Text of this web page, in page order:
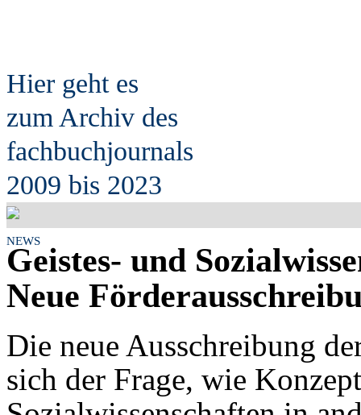
Hier geht es
zum Archiv des
fachbuchjournals
2009 bis 2023
NEWS
Geistes- und
Neue
Die neue Ausschreibung
sich der Frage, wie